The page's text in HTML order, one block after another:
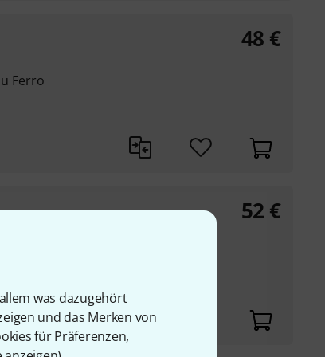
was dazugehört
und das Merken von
für Präferenzen,
Ferro
48 €
52 €